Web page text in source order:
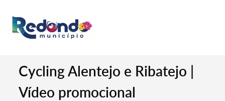
Cycling Alentejo e Ribatejo |
Vídeo promocional